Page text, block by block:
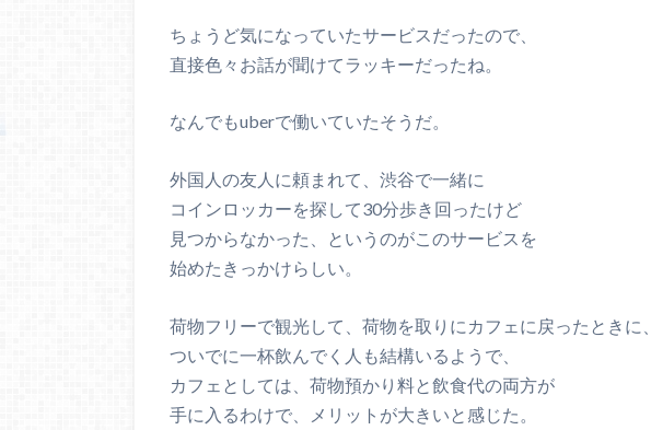
ちょうど気になっていたサービスだったので、
直接色々お話が聞けてラッキーだったね。
なんでもuberで働いていたそうだ。
外国人の友人に頼まれて、渋谷で一緒に
コインロッカーを探して30分歩き回ったけど
見つからなかった、というのがこのサービスを
始めたきっかけらしい。
荷物フリーで観光して、荷物を取りにカフェに戻ったときに、
ついでに一杯飲んでく人も結構いるようで、
カフェとしては、荷物預かり料と飲食代の両方が
手に入るわけで、メリットが大きいと感じた。